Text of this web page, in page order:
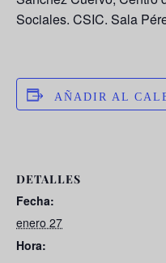
Sociales. CSIC. Sala
AÑADIR AL
DETALLES
Fecha:
enero 27
Hora: